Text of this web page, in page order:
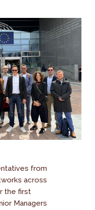
from
across
the first
Managers